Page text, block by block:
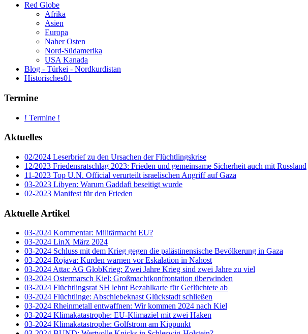
Red Globe
Afrika
Asien
Europa
Naher Osten
Nord-Südamerika
USA Kanada
Blog - Türkei - Nordkurdistan
Historisches01
Termine
! Termine !
Aktuelles
02/2024 Leserbrief zu den Ursachen der Flüchtlingskrise
12/2023 Friedensratschlag 2023: Frieden und gemeinsame Sicherheit auch mit Russland
11-2023 Top U.N. Official verurteilt israelischen Angriff auf Gaza
03-2023 Libyen: Warum Gaddafi beseitigt wurde
02-2023 Manifest für den Frieden
Aktuelle Artikel
03-2024 Kommentar: Militärmacht EU?
03-2024 LinX März 2024
03-2024 Schluss mit dem Krieg gegen die palästinensische Bevölkerung in Gaza
03-2024 Rojava: Kurden warnen vor Eskalation in Nahost
03-2024 Attac AG GlobKrieg: Zwei Jahre Krieg sind zwei Jahre zu viel
03-2024 Ostermarsch Kiel: Großmachtkonfrontation überwinden
03-2024 Flüchtlingsrat SH lehnt Bezahlkarte für Geflüchtete ab
03-2024 Flüchtlinge: Abschiebeknast Glückstadt schließen
03-2024 Rheinmetall entwaffnen: Wir kommen 2024 nach Kiel
03-2024 Klimakatastrophe: EU-Klimaziel mit zwei Haken
03-2024 Klimakatastrophe: Golfstrom am Kippunkt